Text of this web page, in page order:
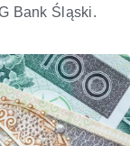
Bank Śląski.